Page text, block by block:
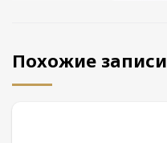
Похожие записи